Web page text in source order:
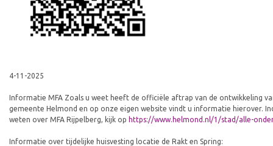
4-11-2025
Informatie MFA Zoals u weet heeft de officiële aftrap van de ontwikkeling
gemeente Helmond en op onze eigen website vindt u informatie hierover.
weten over MFA Rijpelberg, kijk op https://www.helmond.nl/1/stad/alle-
Informatie over tijdelijke huisvesting locatie de Rakt en Spring: